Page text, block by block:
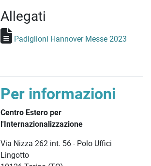
Allegati
Padiglioni Hannover Messe 2023
Per informazioni
Centro Estero per
l'Internazionalizzazione
Via Nizza 262 int. 56 - Polo Uffici
Lingotto